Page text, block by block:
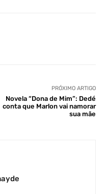
PRÓXIMO ARTIGO
Novela “Dona de Mim”: Dedé
conta que Marlon vai namorar
sua mãe